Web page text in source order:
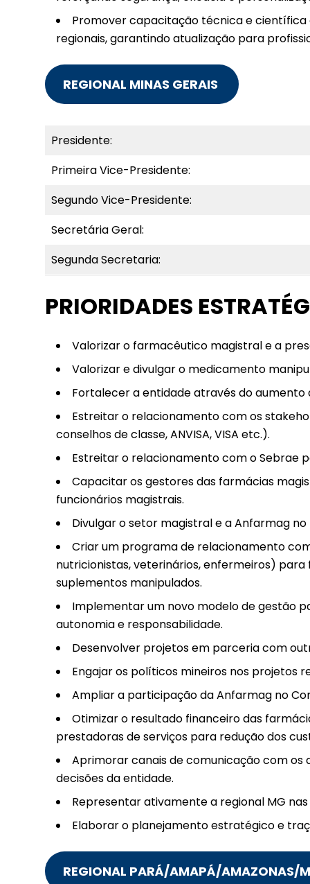
Promover capacitação técnica e
regionais, garantindo atualização para
REGIONAL MINAS GERAIS
Presidente:
Primeira Vice-Presidente:
Segundo Vice-Presidente:
Secretária Geral:
Segunda Secretaria:
PRIORIDADES
Valorizar o farmacêutico magistral e a
Valorizar e divulgar o medicamento
Fortalecer a entidade através do aumento
Estreitar o relacionamento com os
conselhos de classe, ANVISA, VISA etc.).
Estreitar o relacionamento com o Sebrae
Capacitar os gestores das farmácias
funcionários magistrais.
Divulgar o setor magistral e a Anfarmag
Criar um programa de relacionamento
nutricionistas, veterinários, enfermeiros)
suplementos manipulados.
Implementar um novo modelo de gestão
autonomia e responsabilidade.
Desenvolver projetos em parceria com
Engajar os políticos mineiros nos projetos
Ampliar a participação da Anfarmag no
Otimizar o resultado financeiro das
prestadoras de serviços para redução dos
Aprimorar canais de comunicação com os
decisões da entidade.
Representar ativamente a regional MG
Elaborar o planejamento estratégico e
REGIONAL PARÁ/AMAPÁ/AMAZONAS/